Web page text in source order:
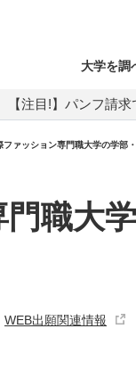
大学を調
【注目!】パンフ請
ファッション専門職大学の学部
職大学
WEB出願関連情報